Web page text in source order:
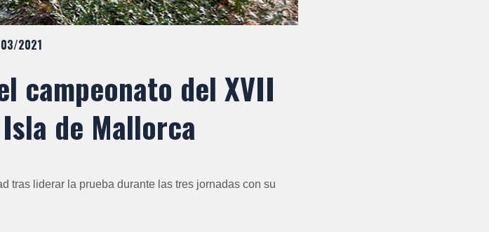
2021
campeonato del XVII
de Mallorca
tras liderar la prueba durante las tres jornadas con su